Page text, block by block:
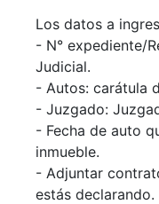
Los datos a
- N° expediente/
Judicial.
- Autos: carátula
- Juzgado:
- Fecha de auto
inmueble.
- Adjuntar
estás declarando.